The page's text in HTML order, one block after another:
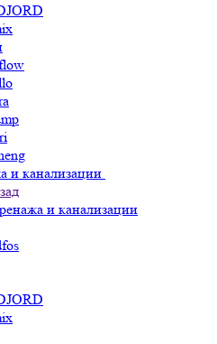
и канализации
и канализации